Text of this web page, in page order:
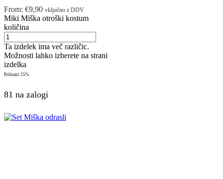
From: €9,90 vključno z DDV
Miki Miška otroški kostum
količina
Ta izdelek ima več različic.
Možnosti lahko izberete na strani
izdelka
Prihrani 25%
81 na zalogi